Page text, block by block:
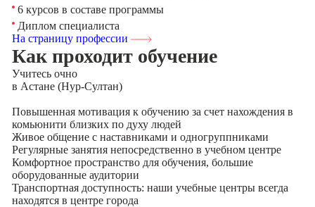
6 курсов в составе программы
Диплом специалиста
На страницу профессии
Как проходит обучение
Учитесь очно
в Астане (Нур-Султан)
Повышенная мотивация к обучению за счет нахождения в
комьюнити близких по духу людей
Живое общение с наставниками и одногруппниками
Регулярные занятия непосредственно в учебном центре
Комфортное пространство для обучения, большие
оборудованные аудитории
Транспортная доступность: наши учебные центры всегда
находятся в центре города